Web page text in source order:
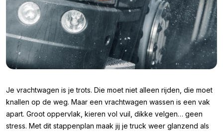
Je vrachtwagen is je trots. Die moet niet alleen rijden, die moet
knallen op de weg. Maar een vrachtwagen wassen is een vak
apart. Groot oppervlak, kieren vol vuil, dikke velgen… geen
stress. Met dit stappenplan maak jij je truck weer glanzend als